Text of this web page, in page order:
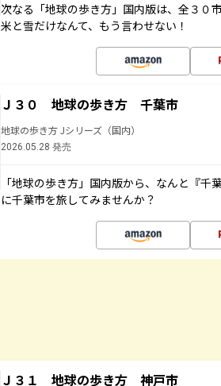
次なる「地球の歩き方」国内版は、全３０
米と雪だけなんて、もう言わせない！
Ｊ３０ 地球の歩き方 千葉市
地球の歩き方 Jシリーズ（国内）
2026.05.28 発売
「地球の歩き方」国内版から、なんと『
に千葉市を旅してみませんか？
Ｊ３１ 地球の歩き方 神戸市